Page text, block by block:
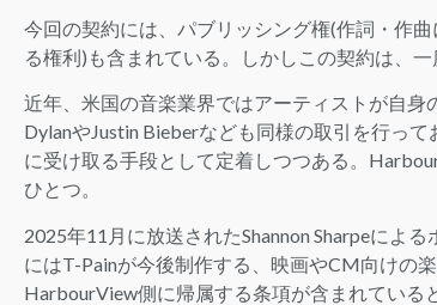
今回の契約には、パブリッシング権(作詞・作
る権利)も含まれている。しかしこの契約は、
近年、米国の音楽業界ではアーティストが自
DylanやJustin Bieberなども同様の取引を行っ
に受け取る手段として定着しつつある。
ひとつ。
2025年11月に放送されたShannon Sharpeによ
にはT-Painが今後制作する、映画やCM向けの
HarbourView側に帰属する条項が含まれてい